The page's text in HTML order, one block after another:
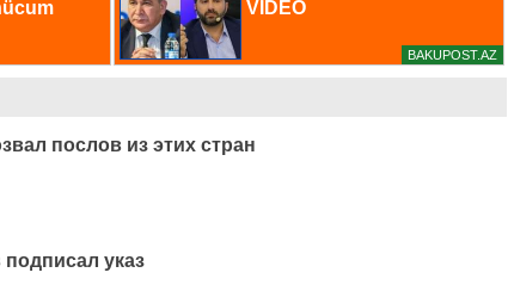
послов из этих стран
указ